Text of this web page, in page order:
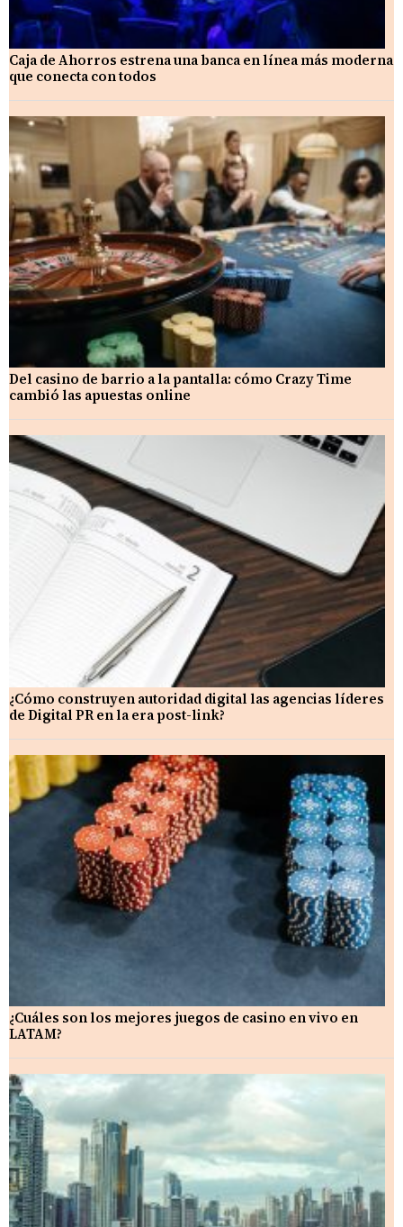
Caja de Ahorros estrena una banca en línea más moderna
que conecta con todos
Del casino de barrio a la pantalla: cómo Crazy Time
cambió las apuestas online
¿Cómo construyen autoridad digital las agencias líderes
de Digital PR en la era post-link?
¿Cuáles son los mejores juegos de casino en vivo en
LATAM?